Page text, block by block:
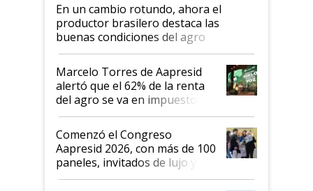
En un cambio rotundo, ahora el
productor brasilero destaca las
buenas condiciones del agro
argentino para invertir: "Los veo
más motivados"
Marcelo Torres de Aapresid
alertó que el 62% de la renta
del agro se va en impuestos:
"No es bueno que en
Argentina se sigan discutiendo
las mismas cosas de hace 50
años"
Comenzó el Congreso
Aapresid 2026, con más de 100
paneles, invitados de lujo y
todas las tendencias